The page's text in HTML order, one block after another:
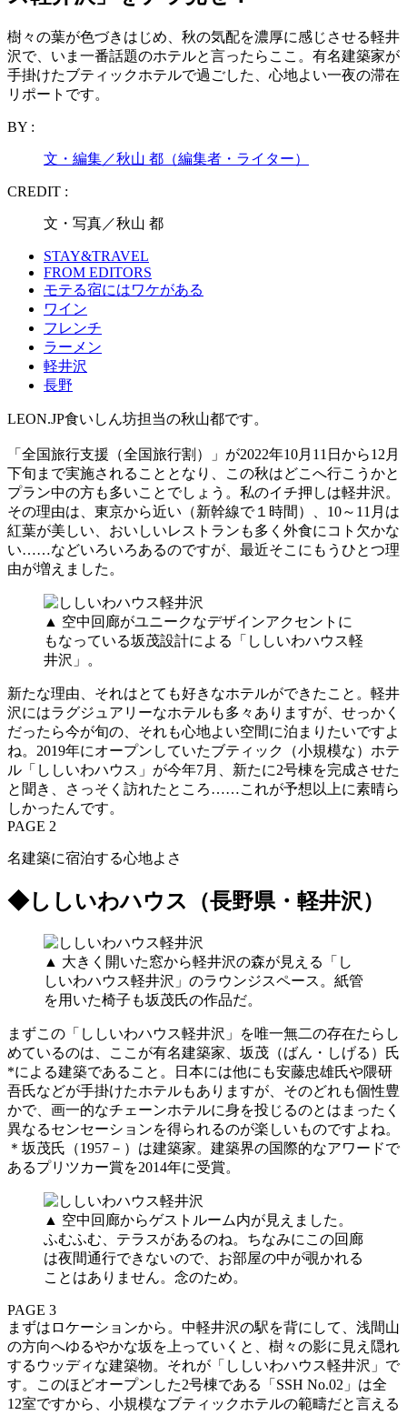
樹々の葉が色づきはじめ、秋の気配を濃厚に感じさせる軽井
沢で、いま一番話題のホテルと言ったらここ。有名建築家が
手掛けたブティックホテルで過ごした、心地よい一夜の滞在
リポートです。
BY :
文・編集／秋山 都（編集者・ライター）
CREDIT :
文・写真／秋山 都
STAY&TRAVEL
FROM EDITORS
モテる宿にはワケがある
ワイン
フレンチ
ラーメン
軽井沢
長野
LEON.JP食いしん坊担当の秋山都です。
「全国旅行支援（全国旅行割）」が2022年10月11日から12月
下旬まで実施されることとなり、この秋はどこへ行こうかと
プラン中の方も多いことでしょう。私のイチ押しは軽井沢。
その理由は、東京から近い（新幹線で１時間）、10～11月は
紅葉が美しい、おいしいレストランも多く外食にコト欠かな
い……などいろいろあるのですが、最近そこにもうひとつ理
由が増えました。
▲ 空中回廊がユニークなデザインアクセントに
もなっている坂茂設計による「ししいわハウス軽
井沢」。
新たな理由、それはとても好きなホテルができたこと。軽井
沢にはラグジュアリーなホテルも多々ありますが、せっかく
だったら今が旬の、それも心地よい空間に泊まりたいですよ
ね。2019年にオープンしていたブティック（小規模な）ホテ
ル「ししいわハウス」が今年7月、新たに2号棟を完成させた
と聞き、さっそく訪れたところ……これが予想以上に素晴ら
しかったんです。
PAGE 2
名建築に宿泊する心地よさ
◆ししいわハウス（長野県・軽井沢）
▲ 大きく開いた窓から軽井沢の森が見える「し
しいわハウス軽井沢」のラウンジスペース。紙管
を用いた椅子も坂茂氏の作品だ。
まずこの「ししいわハウス軽井沢」を唯一無二の存在たらし
めているのは、ここが有名建築家、坂茂（ばん・しげる）氏
*による建築であること。日本には他にも安藤忠雄氏や隈研
吾氏などが手掛けたホテルもありますが、そのどれも個性豊
かで、画一的なチェーンホテルに身を投じるのとはまったく
異なるセンセーションを得られるのが楽しいものですよね。
＊坂茂氏（1957－）は建築家。建築界の国際的なアワードで
あるプリツカー賞を2014年に受賞。
▲ 空中回廊からゲストルーム内が見えました。
ふむふむ、テラスがあるのね。ちなみにこの回廊
は夜間通行できないので、お部屋の中が覗かれる
ことはありません。念のため。
PAGE 3
まずはロケーションから。中軽井沢の駅を背にして、浅間山
の方向へゆるやかな坂を上っていくと、樹々の影に見え隠れ
するウッディな建築物。それが「ししいわハウス軽井沢」で
す。このほどオープンした2号棟である「SSH No.02」は全
12室ですから、小規模なブティックホテルの範疇だと言える